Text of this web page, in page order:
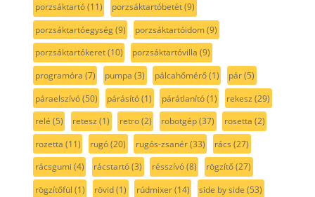
porzsáktartó(11) porzsáktartóbetét(9)
porzsáktartóegység(9) porzsáktartóidom(9)
porzsáktartókeret(10) porzsáktartóvilla (9)
programóra (7) pumpa (3) pálcahőmérő(1) pár(5)
páraelszívó(50) párásító(1) párátlanító(1) rekesz (29)
relé (5) retesz (1) retro(2) robotgép(37) rosetta (2)
rozetta (11) rugó(20) rugós-zsanér(33) rács (27)
rácsgumi (4) rácstartó(3) résszívó(8) rögzítő(27)
rögzítőfül (1) rövid(1) rúdmixer(14) side by side (53)